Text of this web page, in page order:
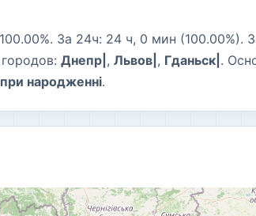
За 24ч: 24 ч, 0 мин (100.00%).
Днепр| , Львов| , Гданьск| .
народженні.